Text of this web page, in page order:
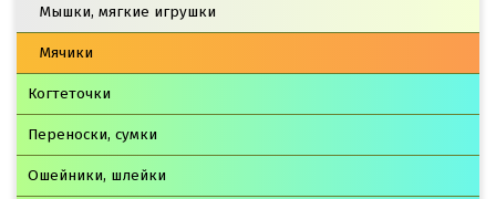
Мышки, мягкие игрушки
Мячики
Когтеточки
Переноски, сумки
Ошейники, шлейки